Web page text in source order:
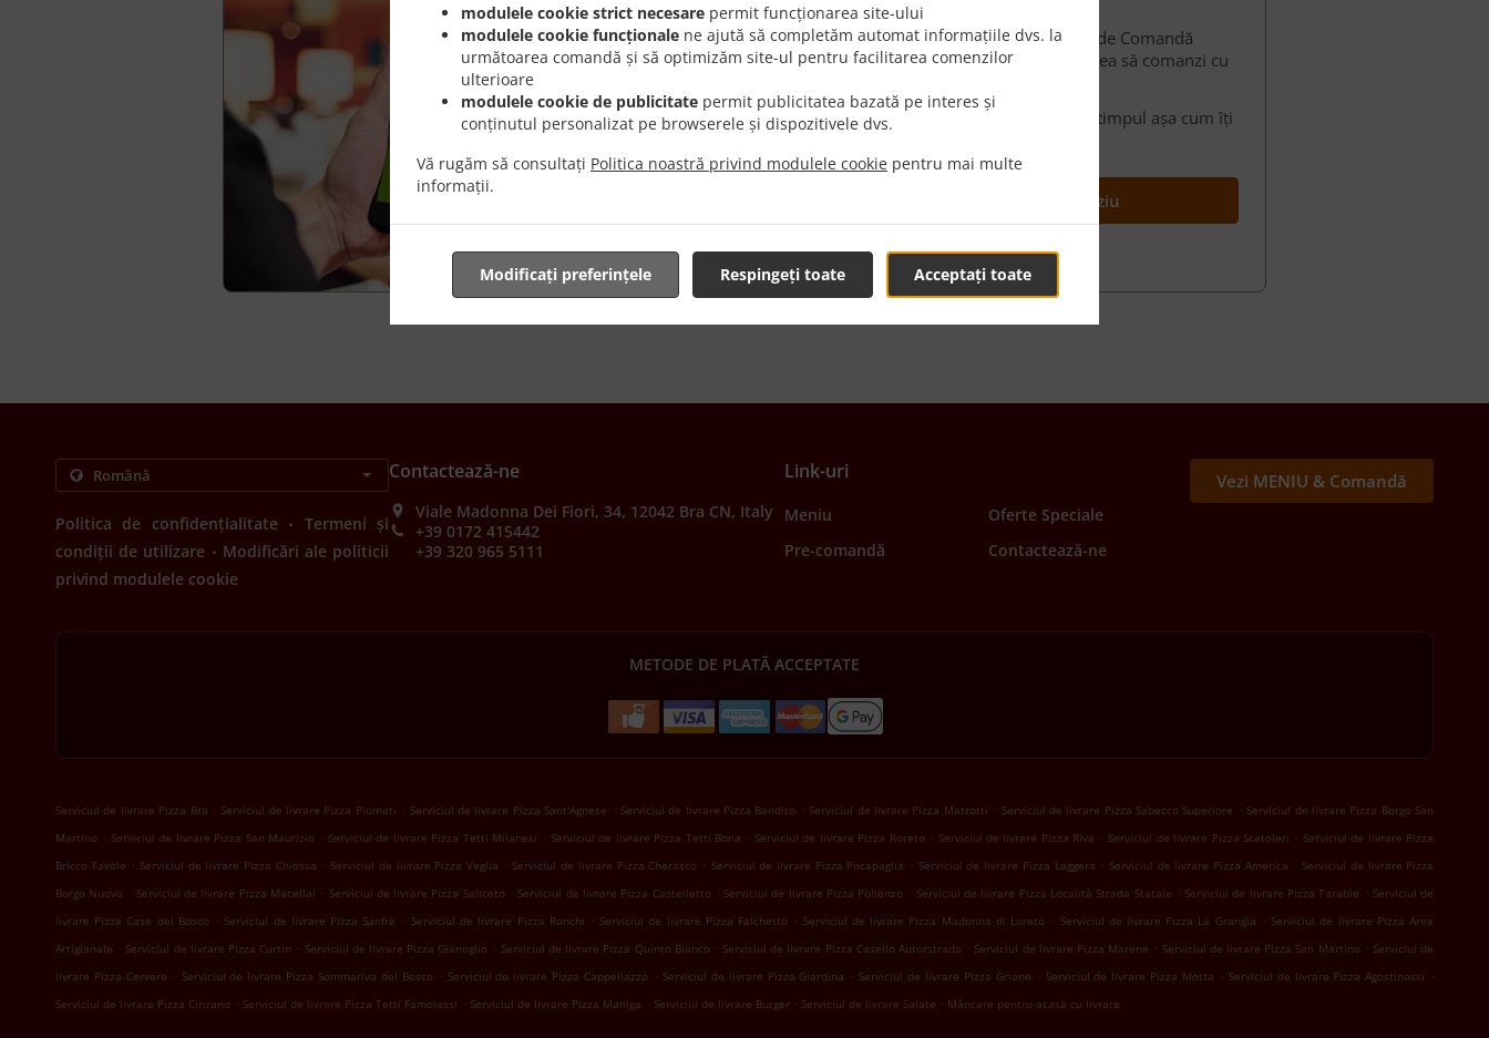
modulele cookie strict necesare permit funcționarea site-ului
modulele cookie funcționale ne ajută să completăm automat informațiile dvs. la
următoarea comandă și să optimizăm site-ul pentru facilitarea comenzilor
ulterioare
modulele cookie de publicitate permit publicitatea bazată pe interes și
conținutul personalizat pe browserele și dispozitivele dvs.
Vă rugăm să consultați Politica noastră privind modulele cookie pentru mai multe
informații.
Acceptați toate
Respingeți toate
Modificați preferințele
Suntem tare mândri să-ți oferim serviciul de Comandă
pentru mai târziu. Îți dăm astfel posibilitatea să comanzi cu
Acum este mult mai ușor să îți organizezi timpul așa cum îți
dorești.
Comandă pentru mai târziu
Politica de confidențialitate . Termeni și
condiții de utilizare . Modificări ale politicii
privind modulele cookie
Contactează-ne
Viale Madonna Dei Fiori, 34, 12042 Bra CN, Italy
+39 0172 415442
+39 320 965 5111
Link-uri
Meniu
Oferte Speciale
Pre-comandă
Contactează-ne
Vezi MENIU & Comandă
METODE DE PLATĂ ACCEPTATE
Serviciul de livrare Pizza Bra . Serviciul de livrare Pizza Piumati . Serviciul de livrare Pizza Sant'Agnese . Serviciul de livrare Pizza Bandito . Serviciul de livrare Pizza Matrotti . Serviciul de livrare Pizza Sabecco Superiore . Serviciul de livrare Pizza Borgo San
Martino . Serviciul de livrare Pizza San Maurizio . Serviciul de livrare Pizza Tetti Milanesi . Serviciul de livrare Pizza Tetti Bona . Serviciul de livrare Pizza Roreto . Serviciul de livrare Pizza Riva . Serviciul de livrare Pizza Scatoleri . Serviciul de livrare Pizza
Bricco Favole . Serviciul de livrare Pizza Chiossa . Serviciul de livrare Pizza Veglia . Serviciul de livrare Pizza Cherasco . Serviciul de livrare Pizza Pocapaglia . Serviciul de livrare Pizza Laggera . Serviciul de livrare Pizza America . Serviciul de livrare Pizza
Borgo Nuovo . Serviciul de livrare Pizza Macellai . Serviciul de livrare Pizza Saliceto . Serviciul de livrare Pizza Castelletto . Serviciul de livrare Pizza Pollenzo . Serviciul de livrare Pizza Località Strada Statale . Serviciul de livrare Pizza Tarable . Serviciul de
livrare Pizza Case del Bosco . Serviciul de livrare Pizza Sanfrè . Serviciul de livrare Pizza Ronchi . Serviciul de livrare Pizza Falchetto . Serviciul de livrare Pizza Madonna di Loreto . Serviciul de livrare Pizza La Grangia . Serviciul de livrare Pizza Area
Artigianale . Serviciul de livrare Pizza Curtin . Serviciul de livrare Pizza Gianoglio . Serviciul de livrare Pizza Quinto Bianco . Serviciul de livrare Pizza Casello Autorstrada . Serviciul de livrare Pizza Marene . Serviciul de livrare Pizza San Martino . Serviciul de
livrare Pizza Cervere . Serviciul de livrare Pizza Sommariva del Bosco . Serviciul de livrare Pizza Cappellazzo . Serviciul de livrare Pizza Giardina . Serviciul de livrare Pizza Grione . Serviciul de livrare Pizza Motta . Serviciul de livrare Pizza Agostinassi .
Serviciul de livrare Pizza Cinzano . Serviciul de livrare Pizza Tetti Famolassi . Serviciul de livrare Pizza Maniga . Serviciul de livrare Burger . Serviciul de livrare Salate . Mâncare pentru acasă cu livrare